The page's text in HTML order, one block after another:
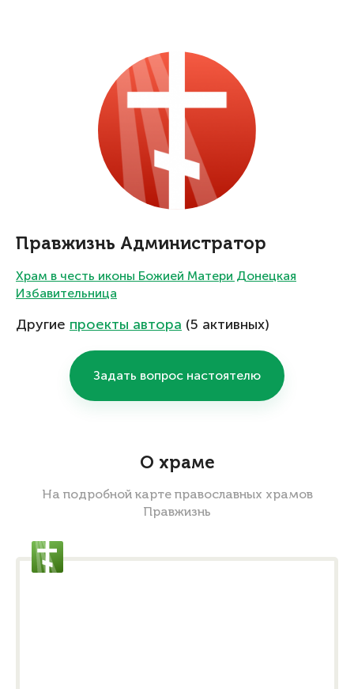
Правжизнь Администратор
Храм в честь иконы Божией Матери Донецкая
Избавительница
Другие проекты автора (5 активных)
Задать вопрос настоятелю
О храме
На подробной карте православных храмов
Правжизнь